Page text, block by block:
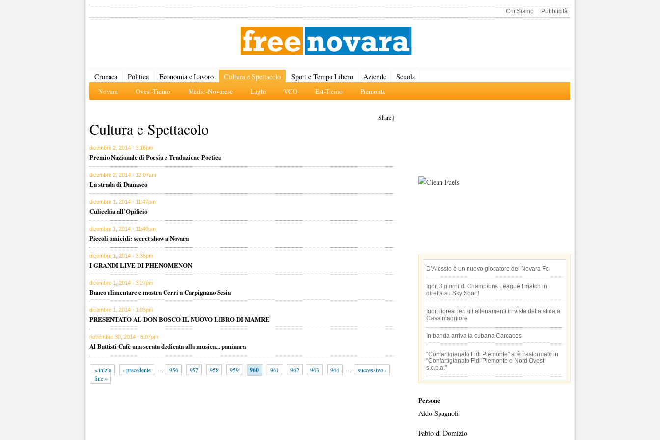
Chi Siamo Pubblicità
Cronaca Politica Economia e Lavoro Cultura e Spettacolo
Novara Ovest-Ticino Medio-Novarese Laghi VCO Est-Ticino Piemonte
Sport e Tempo Libero Aziende Scuola
Share|
Cultura e Spettacolo
dicembre 2, 2014 - 3:16pm
Premio Nazionale di Poesia e Traduzione Poetica
dicembre 2, 2014 - 12:07am
La strada di Damasco
dicembre 1, 2014 - 11:47pm
Culicchia all’Opificio
dicembre 1, 2014 - 11:40pm
Piccoli omicidi: secret show a Novara
dicembre 1, 2014 - 3:38pm
I GRANDI LIVE DI PHENOMENON
dicembre 1, 2014 - 3:27pm
Banco alimentare e mostra Cerri a Carpignano Sesia
dicembre 1, 2014 - 1:03pm
PRESENTATO AL DON BOSCO IL NUOVO LIBRO DI MAMRE
novembre 30, 2014 - 6:07pm
Al Battisti Cafè una serata dedicata alla musica... paninara
« inizio ‹ precedente … 956 957 958 959 960 961 962 963 964 …
successivo ›
fine »
D’Alessio è un nuovo giocatore del Novara Fc
Igor, 3 giorni di Champions League I match in
diretta su Sky Sport!
Igor, ripresi ieri gli allenamenti in vista della sfida a
Casalmaggiore
In banda arriva la cubana Carcaces
"Confartigianato Fidi Piemonte" si è trasformato in
"Confartigianato Fidi Piemonte e Nord Ovest
s.c.p.a."
Persone
Aldo Spagnoli
Fabio di Domizio